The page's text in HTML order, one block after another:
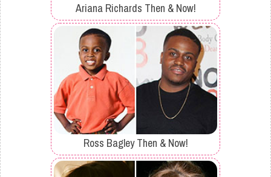
Ariana Richards Then & Now!
Ross Bagley Then & Now!